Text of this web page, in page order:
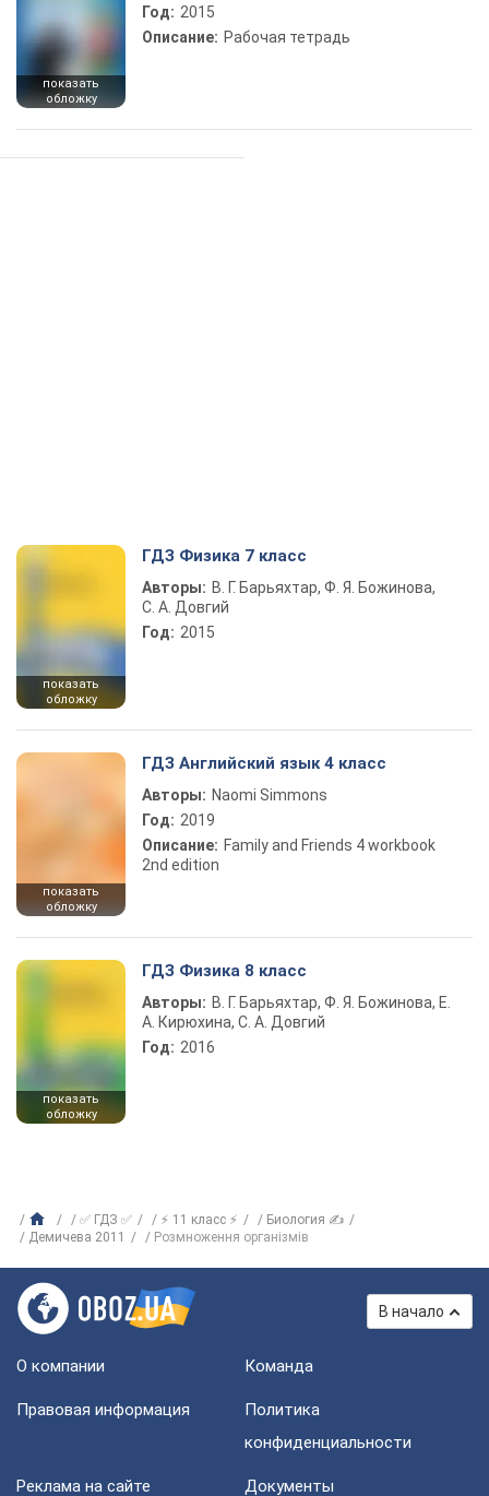
показать
обложку
Год: 2015
Описание: Рабочая тетрадь
показать
обложку
ГДЗ Физика 7 класс
Авторы: В. Г. Барьяхтар, Ф. Я. Божинова,
С. А. Довгий
Год: 2015
показать
обложку
ГДЗ Английский язык 4 класс
Авторы: Naomi Simmons
Год: 2019
Описание: Family and Friends 4 workbook
2nd edition
показать
обложку
ГДЗ Физика 8 класс
Авторы: В. Г. Барьяхтар, Ф. Я. Божинова, Е.
А. Кирюхина, С. А. Довгий
Год: 2016
✅ ГДЗ ✅ ⚡ 11 класс ⚡
Биология ✍
Демичева 2011
Розмноження організмів
В начало
О компании Команда
Правовая информация
Политика
конфиденциальности
Реклама на сайте Документы